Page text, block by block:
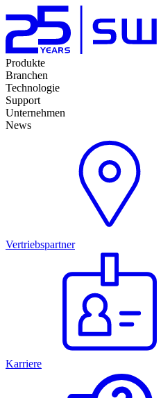
Produkte
Branchen
Technologie
Support
Unternehmen
News
Vertriebspartner
Karriere